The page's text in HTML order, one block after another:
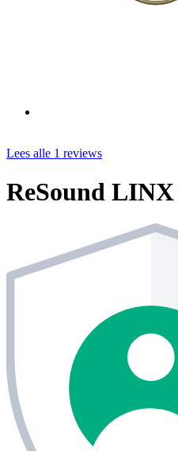
Lees alle 1 reviews
ReSound LINX